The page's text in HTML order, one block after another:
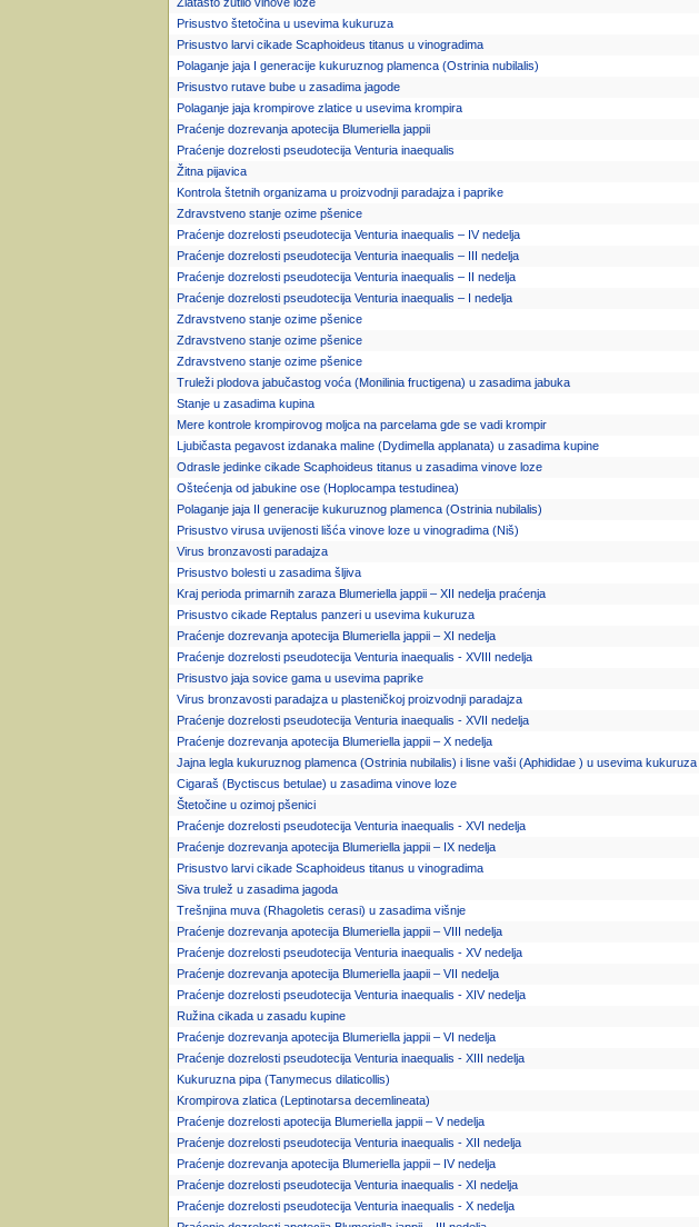
Prisustvo štetočina u usevima kukuruza
Prisustvo larvi cikade Scaphoideus titanus u vinogradima
Polaganje jaja I generacije kukuruznog plamenca (Ostrinia nubilalis)
Prisustvo rutave bube u zasadima jagode
Polaganje jaja krompirove zlatice u usevima krompira
Praćenje dozrevanja apotecija Blumeriella jappii
Praćenje dozrelosti pseudotecija Venturia inaequalis
Žitna pijavica
Kontrola štetnih organizama u proizvodnji paradajza i paprike
Zdravstveno stanje ozime pšenice
Praćenje dozrelosti pseudotecija Venturia inaequalis – IV nedelja
Praćenje dozrelosti pseudotecija Venturia inaequalis – III nedelja
Praćenje dozrelosti pseudotecija Venturia inaequalis – II nedelja
Praćenje dozrelosti pseudotecija Venturia inaequalis – I nedelja
Zdravstveno stanje ozime pšenice
Zdravstveno stanje ozime pšenice
Zdravstveno stanje ozime pšenice
Truleži plodova jabučastog voća (Monilinia fructigena) u zasadima jabuka
Stanje u zasadima kupina
Mere kontrole krompirovog moljca na parcelama gde se vadi krompir
Ljubičasta pegavost izdanaka maline (Dydimella applanata) u zasadima kupine
Odrasle jedinke cikade Scaphoideus titanus u zasadima vinove loze
Oštećenja od jabukine ose (Hoplocampa testudinea)
Polaganje jaja II generacije kukuruznog plamenca (Ostrinia nubilalis)
Prisustvo virusa uvijenosti lišća vinove loze u vinogradima (Niš)
Virus bronzavosti paradajza
Prisustvo bolesti u zasadima šljiva
Kraj perioda primarnih zaraza Blumeriella jappii – XII nedelja praćenja
Prisustvo cikade Reptalus panzeri u usevima kukuruza
Praćenje dozrevanja apotecija Blumeriella jappii – XI nedelja
Praćenje dozrelosti pseudotecija Venturia inaequalis - XVIII nedelja
Prisustvo jaja sovice gama u usevima paprike
Virus bronzavosti paradajza u plasteničkoj proizvodnji paradajza
Praćenje dozrelosti pseudotecija Venturia inaequalis - XVII nedelja
Praćenje dozrevanja apotecija Blumeriella jappii – X nedelja
Jajna legla kukuruznog plamenca (Ostrinia nubilalis) i lisne vaši (Aphididae ) u usevima kukuruza
Cigaraš (Byctiscus betulae) u zasadima vinove loze
Štetočine u ozimoj pšenici
Praćenje dozrelosti pseudotecija Venturia inaequalis - XVI nedelja
Praćenje dozrevanja apotecija Blumeriella jappii – IX nedelja
Prisustvo larvi cikade Scaphoideus titanus u vinogradima
Siva trulež u zasadima jagoda
Trešnjina muva (Rhagoletis cerasi) u zasadima višnje
Praćenje dozrevanja apotecija Blumeriella jappii – VIII nedelja
Praćenje dozrelosti pseudotecija Venturia inaequalis - XV nedelja
Praćenje dozrevanja apotecija Blumeriella jaapii – VII nedelja
Praćenje dozrelosti pseudotecija Venturia inaequalis - XIV nedelja
Ružina cikada u zasadu kupine
Praćenje dozrevanja apotecija Blumeriella jappii – VI nedelja
Praćenje dozrelosti pseudotecija Venturia inaequalis - XIII nedelja
Kukuruzna pipa (Tanymecus dilaticollis)
Krompirova zlatica (Leptinotarsa decemlineata)
Praćenje dozrelosti apotecija Blumeriella jappii – V nedelja
Praćenje dozrelosti pseudotecija Venturia inaequalis - XII nedelja
Praćenje dozrevanja apotecija Blumeriella jappii – IV nedelja
Praćenje dozrelosti pseudotecija Venturia inaequalis - XI nedelja
Praćenje dozrelosti pseudotecija Venturia inaequalis - X nedelja